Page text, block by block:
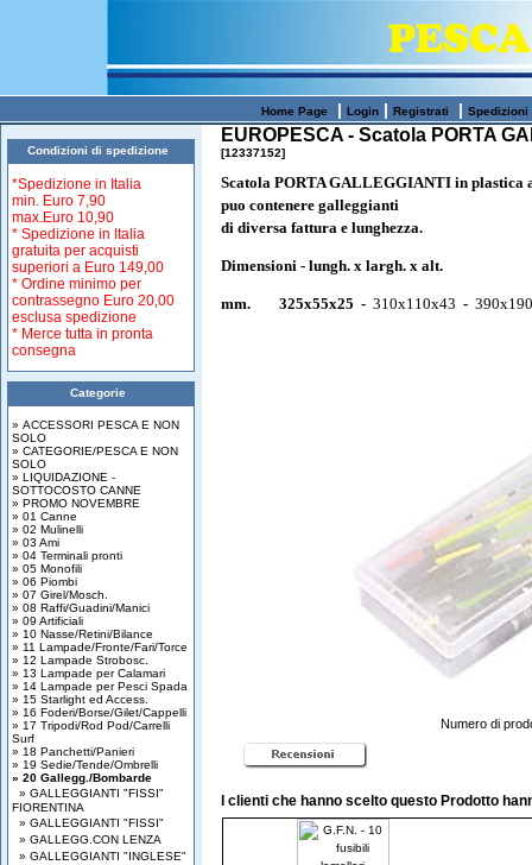
Home Page| Login| Registrati | Spedizioni
Condizioni di spedizione
*Spedizione in Italia
min. Euro 7,90
max.Euro 10,90
* Spedizione in Italia
gratuita per acquisti
superiori a Euro 149,00
* Ordine minimo per
contrassegno Euro 20,00
esclusa spedizione
* Merce tutta in pronta
consegna
Categorie
» ACCESSORI PESCA E NON
SOLO
» CATEGORIE/PESCA E NON
SOLO
» LIQUIDAZIONE -
SOTTOCOSTO CANNE
» PROMO NOVEMBRE
» 01 Canne
» 02 Mulinelli
» 03 Ami
» 04 Terminali pronti
» 05 Monofili
» 06 Piombi
» 07 Girel/Mosch.
» 08 Raffi/Guadini/Manici
» 09 Artificiali
» 10 Nasse/Retini/Bilance
» 11 Lampade/Fronte/Fari/Torce
» 12 Lampade Strobosc.
» 13 Lampade per Calamari
» 14 Lampade per Pesci Spada
» 15 Starlight ed Access.
» 16 Foderi/Borse/Gilet/Cappelli
» 17 Tripodi/Rod Pod/Carrelli
Surf
» 18 Panchetti/Panieri
» 19 Sedie/Tende/Ombrelli
» 20 Gallegg./Bombarde
» GALLEGGIANTI "FISSI"
FIORENTINA
» GALLEGGIANTI "FISSI"
» GALLEGG.CON LENZA
» GALLEGGIANTI "INGLESE"
EUROPESCA - Scatola PORTA
[12337152]
Scatola PORTA GALLEGGIANTI in plastica
puo contenere galleggianti
di diversa fattura e lunghezza.
Dimensioni - lungh. x largh. x alt.
mm. 325x55x25 - 310x110x43 -
Numero di
I clienti che hanno scelto questo Prodotto